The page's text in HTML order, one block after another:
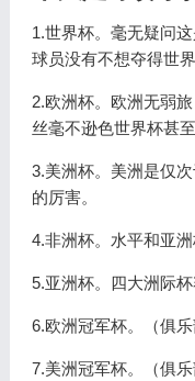
1.世界杯。毫无疑问
球员没有不想夺得世界
2.欧洲杯。欧洲无弱
丝毫不逊色世界杯甚至
3.美洲杯。美洲是仅
的厉害。
4.非洲杯。水平和亚
5.亚洲杯。四大洲际杯
6.欧洲冠军杯。（俱乐
7.美洲冠军杯。（俱乐